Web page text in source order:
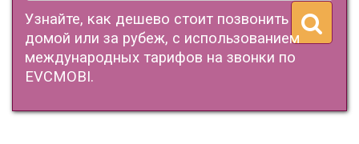
Узнайте, как дешево стоит позвонить
домой или за рубеж, с использованием
международных тарифов на звонки по
EVCMOBI.